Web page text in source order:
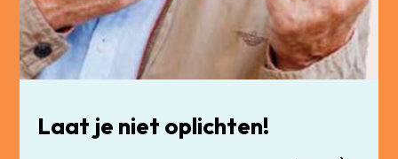
Laat je niet oplichten!